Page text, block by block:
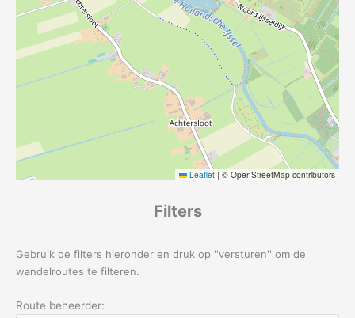
Leaflet | © OpenStreetMap contributors
Filters
Gebruik de filters hieronder en druk op ''versturen'' om de
wandelroutes te filteren.
Route beheerder: